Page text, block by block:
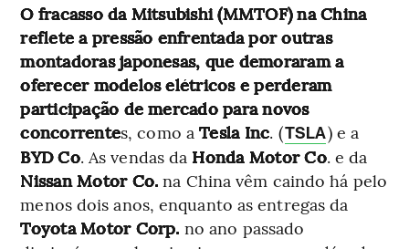
O fracasso da Mitsubishi (MMTOF) na China
reflete a pressão enfrentada por outras
montadoras japonesas, que demoraram a
oferecer modelos elétricos e perderam
participação de mercado para novos
concorrentes, como a Tesla Inc. (TSLA) e a
BYD Co. As vendas da Honda Motor Co. e da
Nissan Motor Co. na China vêm caindo há pelo
menos dois anos, enquanto as entregas da
Toyota Motor Corp. no ano passado